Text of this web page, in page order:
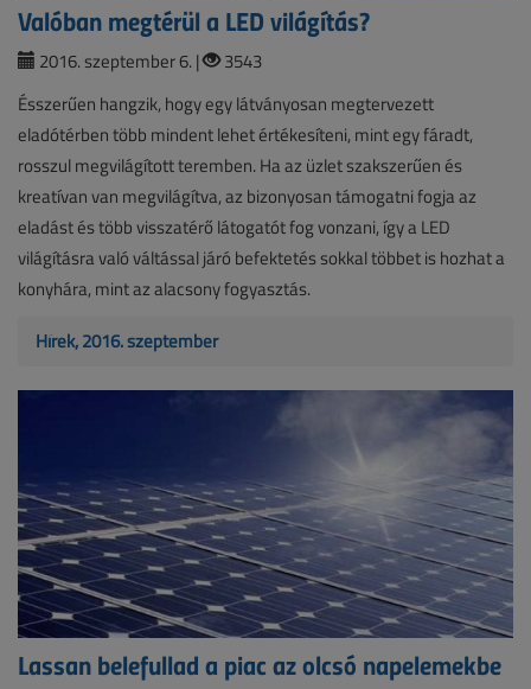
Valóban megtérül a LED világítás?
2016. szeptember 6. |
3543
Ésszerűen hangzik, hogy egy látványosan megtervezett
eladótérben több mindent lehet értékesíteni, mint egy fáradt,
rosszul megvilágított teremben. Ha az üzlet szakszerűen és
kreatívan van megvilágítva, az bizonyosan támogatni fogja az
eladást és több visszatérő látogatót fog vonzani, így a LED
világításra való váltással járó befektetés sokkal többet is hozhat a
konyhára, mint az alacsony fogyasztás.
Hírek, 2016. szeptember
Lassan belefullad a piac az olcsó napelemekbe